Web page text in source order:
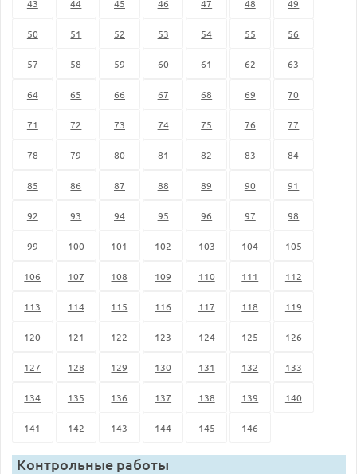
43 44 45 46 47 48 49
50 51 52 53 54 55 56
57 58 59 60 61 62 63
64 65 66 67 68 69 70
71 72 73 74 75 76 77
78 79 80 81 82 83 84
85 86 87 88 89 90 91
92 93 94 95 96 97 98
99 100 101 102 103 104 105
106 107 108 109 110 111 112
113 114 115 116 117 118 119
120 121 122 123 124 125 126
127 128 129 130 131 132 133
134 135 136 137 138 139 140
141 142 143 144 145 146
Контрольные работы